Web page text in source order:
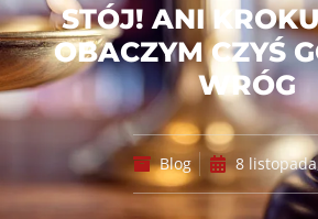
STÓJ! ANI
OBACZYM CZYŚ
WRÓG
Blog 8